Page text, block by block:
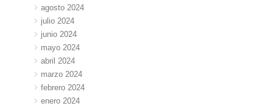
agosto 2024
julio 2024
junio 2024
mayo 2024
abril 2024
marzo 2024
febrero 2024
enero 2024